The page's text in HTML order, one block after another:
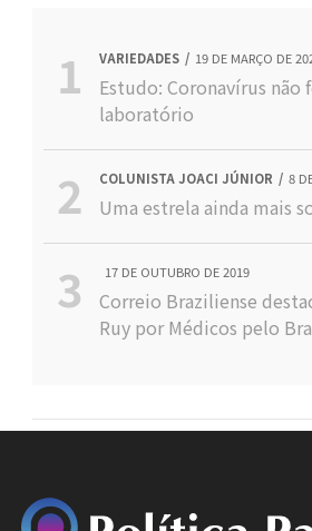
VARIEDADES 19 DE MARÇO DE
Estudo: Coronavírus não
laboratório
COLUNISTA JOACI JÚNIOR 8
Uma estrela ainda mais
17 DE OUTUBRO DE 2019
Correio Braziliense
Ruy por Médicos pelo